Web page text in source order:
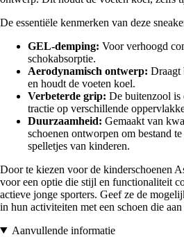
De essentiële kenmerken van deze
GEL-demping: Voor verhoogd
schokabsorptie.
Aerodynamisch ontwerp: Draagt
en houdt de voeten koel.
Verbeterde grip: De buitenzool is
tractie op verschillende
Duurzaamheid: Gemaakt van
schoenen ontworpen om bestand
spelletjes van kinderen.
Door te kiezen voor de kinderschoenen
voor een optie die stijl en functionaliteit
actieve jonge sporters. Geef ze de
in hun activiteiten met een schoen die
Aanvullende informatie